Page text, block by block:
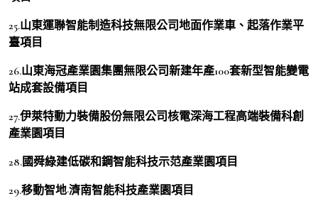
25.山東運聯智能制造科技無限公司地面作業車、起落作業平
臺項目
26.山東海冠產業園集團無限公司新建年產100套新型智能變電
站成套設備項目
27.伊萊特動力裝備股份無限公司核電深海工程高端裝備科創
產業園項目
28.國舜綠建低碳和鋼智能科技示范產業園項目
29.移動智地·濟南智能科技產業園項目